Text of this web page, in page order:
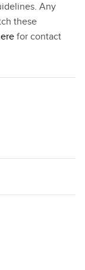
Any
these
for contact